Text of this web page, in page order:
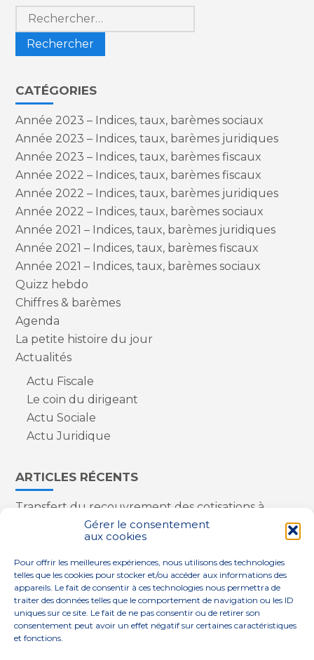
Gérer le consentement
aux cookies
Pour offrir les meilleures expériences, nous utilisons des technologies
telles que les cookies pour stocker et/ou accéder aux informations des
appareils. Le fait de consentir à ces technologies nous permettra de
traiter des données telles que le comportement de navigation ou les ID
uniques sur ce site. Le fait de ne pas consentir ou de retirer son
consentement peut avoir un effet négatif sur certaines caractéristiques
et fonctions.
Rechercher :
CATÉGORIES
Année 2023 – Indices, taux, barèmes sociaux
Année 2023 – Indices, taux, barèmes juridiques
Année 2023 – Indices, taux, barèmes fiscaux
Année 2022 – Indices, taux, barèmes fiscaux
Année 2022 – Indices, taux, barèmes juridiques
Année 2022 – Indices, taux, barèmes sociaux
Année 2021 – Indices, taux, barèmes juridiques
Année 2021 – Indices, taux, barèmes fiscaux
Année 2021 – Indices, taux, barèmes sociaux
Quizz hebdo
Chiffres & barèmes
Agenda
La petite histoire du jour
Actualités
Actu Fiscale
Le coin du dirigeant
Actu Sociale
Actu Juridique
ARTICLES RÉCENTS
Transfert du recouvrement des cotisations à
l’Urssaf : des nouveautés
Appareils reconditionnés : annulation de la
Contrôle de la qualité de l’air dans les ERP
Industriels : le point sur les dernières évolutions
réglementaires